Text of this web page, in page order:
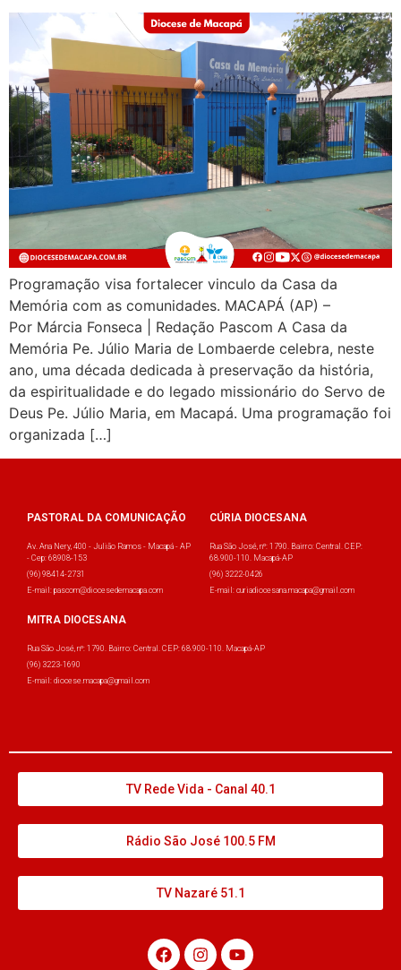
Programação visa fortalecer vinculo da Casa da
Memória com as comunidades. MACAPÁ (AP) –
Por Márcia Fonseca | Redação Pascom A Casa da
Memória Pe. Júlio Maria de Lombaerde celebra, neste
ano, uma década dedicada à preservação da história,
da espiritualidade e do legado missionário do Servo de
Deus Pe. Júlio Maria, em Macapá. Uma programação foi
organizada […]
PASTORAL DA COMUNICAÇÃO
Av. Ana Nery, 400 - Julião Ramos - Macapá - AP
- Cep: 68908-153
(96) 98414-2731
E-mail: pascom@diocesedemacapa.com
CÚRIA DIOCESANA
Rua São José, nº: 1790. Bairro: Central. CEP:
68.900-110. Macapá-AP
(96) 3222-0426
E-mail: curiadiocesana.macapa@gmail.com
MITRA DIOCESANA
Rua São José, nº: 1790. Bairro: Central. CEP: 68.900-110. Macapá-AP
(96) 3223-1690
E-mail: diocese.macapa@gmail.com
TV Rede Vida - Canal 40.1
Rádio São José 100.5 FM
TV Nazaré 51.1